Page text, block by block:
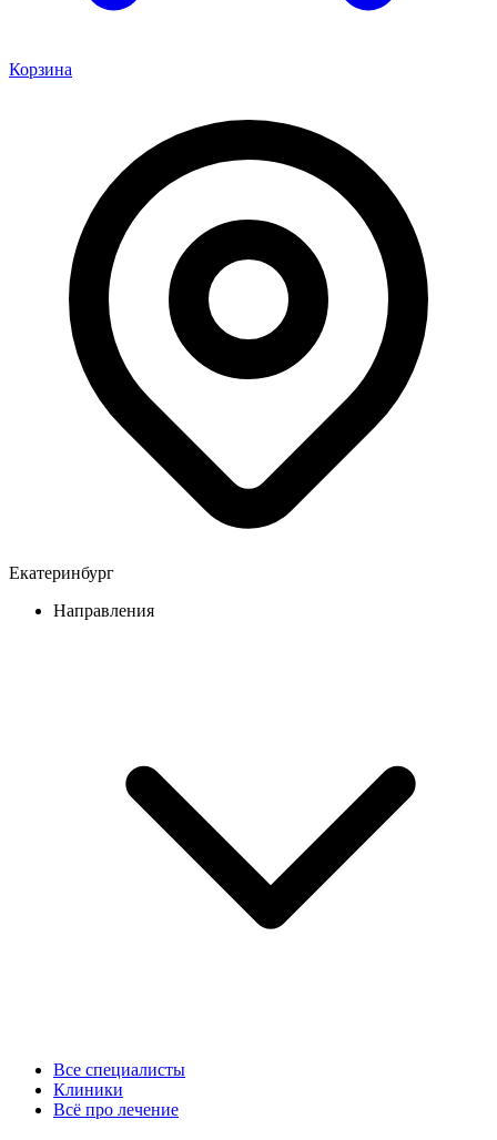
Корзина
Екатеринбург
Направления
Все специалисты
Клиники
Всё про лечение